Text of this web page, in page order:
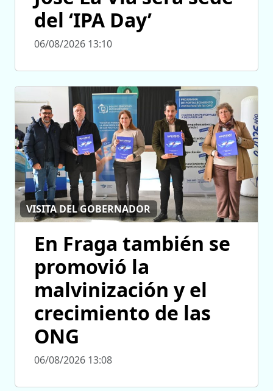
del ‘IPA Day’
06/08/2026 13:10
VISITA DEL GOBERNADOR
En Fraga también se
promovió la
malvinización y el
crecimiento de las
ONG
06/08/2026 13:08